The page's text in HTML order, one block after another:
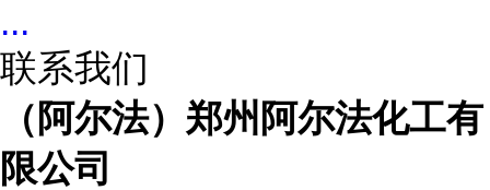
...
联系我们
（阿尔法）郑州阿尔法化工有
限公司